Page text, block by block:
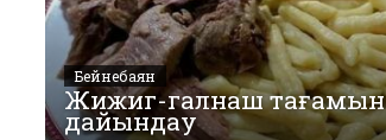
Бейнебаян
Жижиг-галнаш тағамын
дайындау